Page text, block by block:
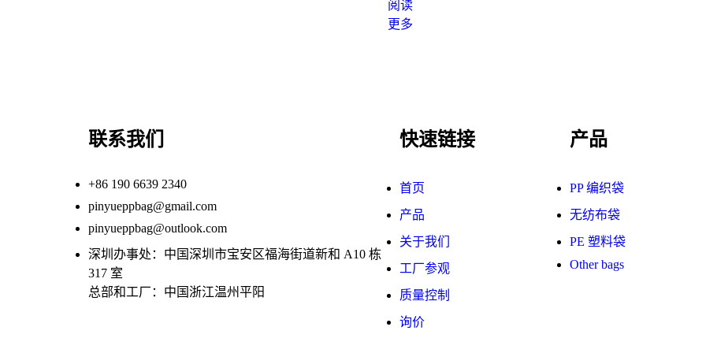
阅读
更多
联系我们
+86 190 6639 2340
pinyueppbag@gmail.com
pinyueppbag@outlook.com
深圳办事处：中国深圳市宝安区福海街道新和 A10 栋
317 室
总部和工厂：中国浙江温州平阳
快速链接
首页
产品
关于我们
工厂参观
质量控制
询价
产品
PP 编织袋
无纺布袋
PE 塑料袋
Other bags